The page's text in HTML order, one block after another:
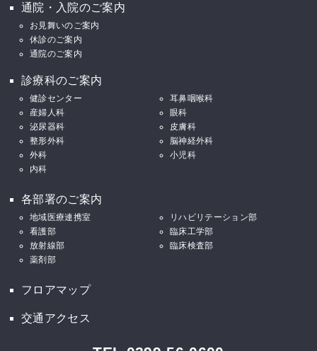
通院・入院のご案内
お見舞いのご案内
休診のご案内
通院のご案内
診療科のご案内
健診センター
耳鼻咽喉科
産婦人科
眼科
泌尿器科
皮膚科
整形外科
脳神経外科
外科
小児科
内科
各部署のご案内
地域医療連携室
リハビリテーション部
看護部
臨床工学部
放射線部
臨床検査部
薬剤部
フロアマップ
交通アクセス